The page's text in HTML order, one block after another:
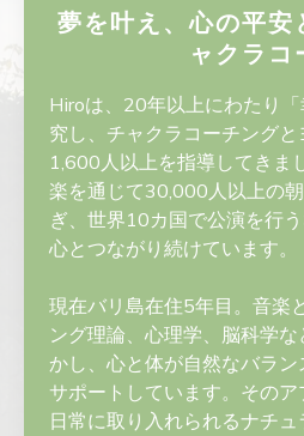
夢を叶え、心の平安
ャクラコ
Hiroは、20年以上にわたり
究し、チャクラコーチング
1,600人以上を指導してきま
楽を通じて30,000人以上の
ぎ、世界10カ国で公演を行
心とつながり続けています。
現在バリ島在住5年目。音楽
ング理論、心理学、脳科学
かし、心と体が自然なバラン
サポートしています。そのア
日常に取り入れられるナチ